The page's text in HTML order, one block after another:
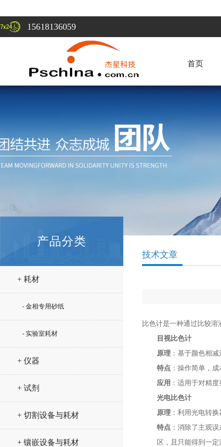
15618136059
首页
产品分类
+ 耗材
- 金相专用砂纸
- 实验室耗材
+ 仪器
+ 试剂
+ 切割设备与耗材
+ 镶嵌设备与耗材
技术文章
比色计是一种通过比较
目视比色计
原理 ：基于颜色相
特点 ：操作简单，
应用 ：适用于对精
光电比色计
原理 ：利用光电转
特点 ：消除了主观
区，且只能得到一